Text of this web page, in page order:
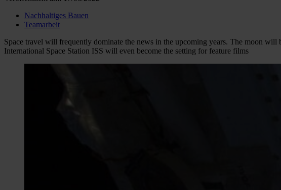
Nachhaltiges Bauen
Teamarbeit
Space travel will frequently dominate the news in the upcoming years. The moon
International Space Station ISS will even become the setting for feature films